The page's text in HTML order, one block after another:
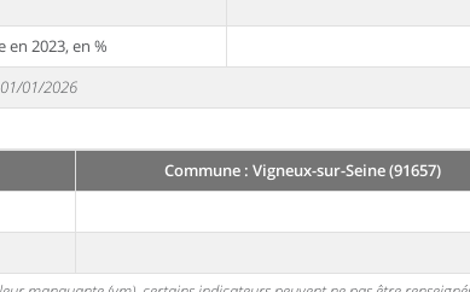
2023, en %
01/2026
Commune : Vigneux-sur-Seine (91657)